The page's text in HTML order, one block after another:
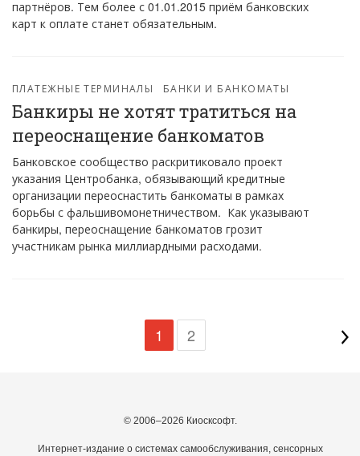
партнёров. Тем более с 01.01.2015 приём банковских
карт к оплате станет обязательным.
ПЛАТЕЖНЫЕ ТЕРМИНАЛЫ БАНКИ И БАНКОМАТЫ
Банкиры не хотят тратиться на
переоснащение банкоматов
Банковское сообщество раскритиковало проект
указания Центробанка, обязывающий кредитные
организации переоснастить банкоматы в рамках
борьбы с фальшивомонетничеством. Как указывают
банкиры, переоснащение банкоматов грозит
участникам рынка миллиардными расходами.
1 2
© 2006–2026 Киосксофт.
Интернет-издание о системах самообслуживания, сенсорных